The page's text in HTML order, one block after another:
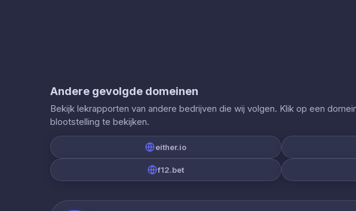
Andere gevolgde domeinen
Bekijk lekrapporten van andere bedrijven die wij volgen. Klik op een
blootstelling te bekijken.
either.io
f12.bet